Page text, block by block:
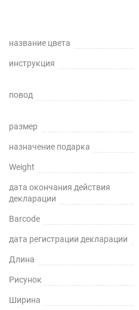
название цвета
инструкция
повод
размер
назначение подарка
Weight
дата окончания действия
декларации
Barcode
дата регистрации декларации
Длина
Рисунок
Ширина